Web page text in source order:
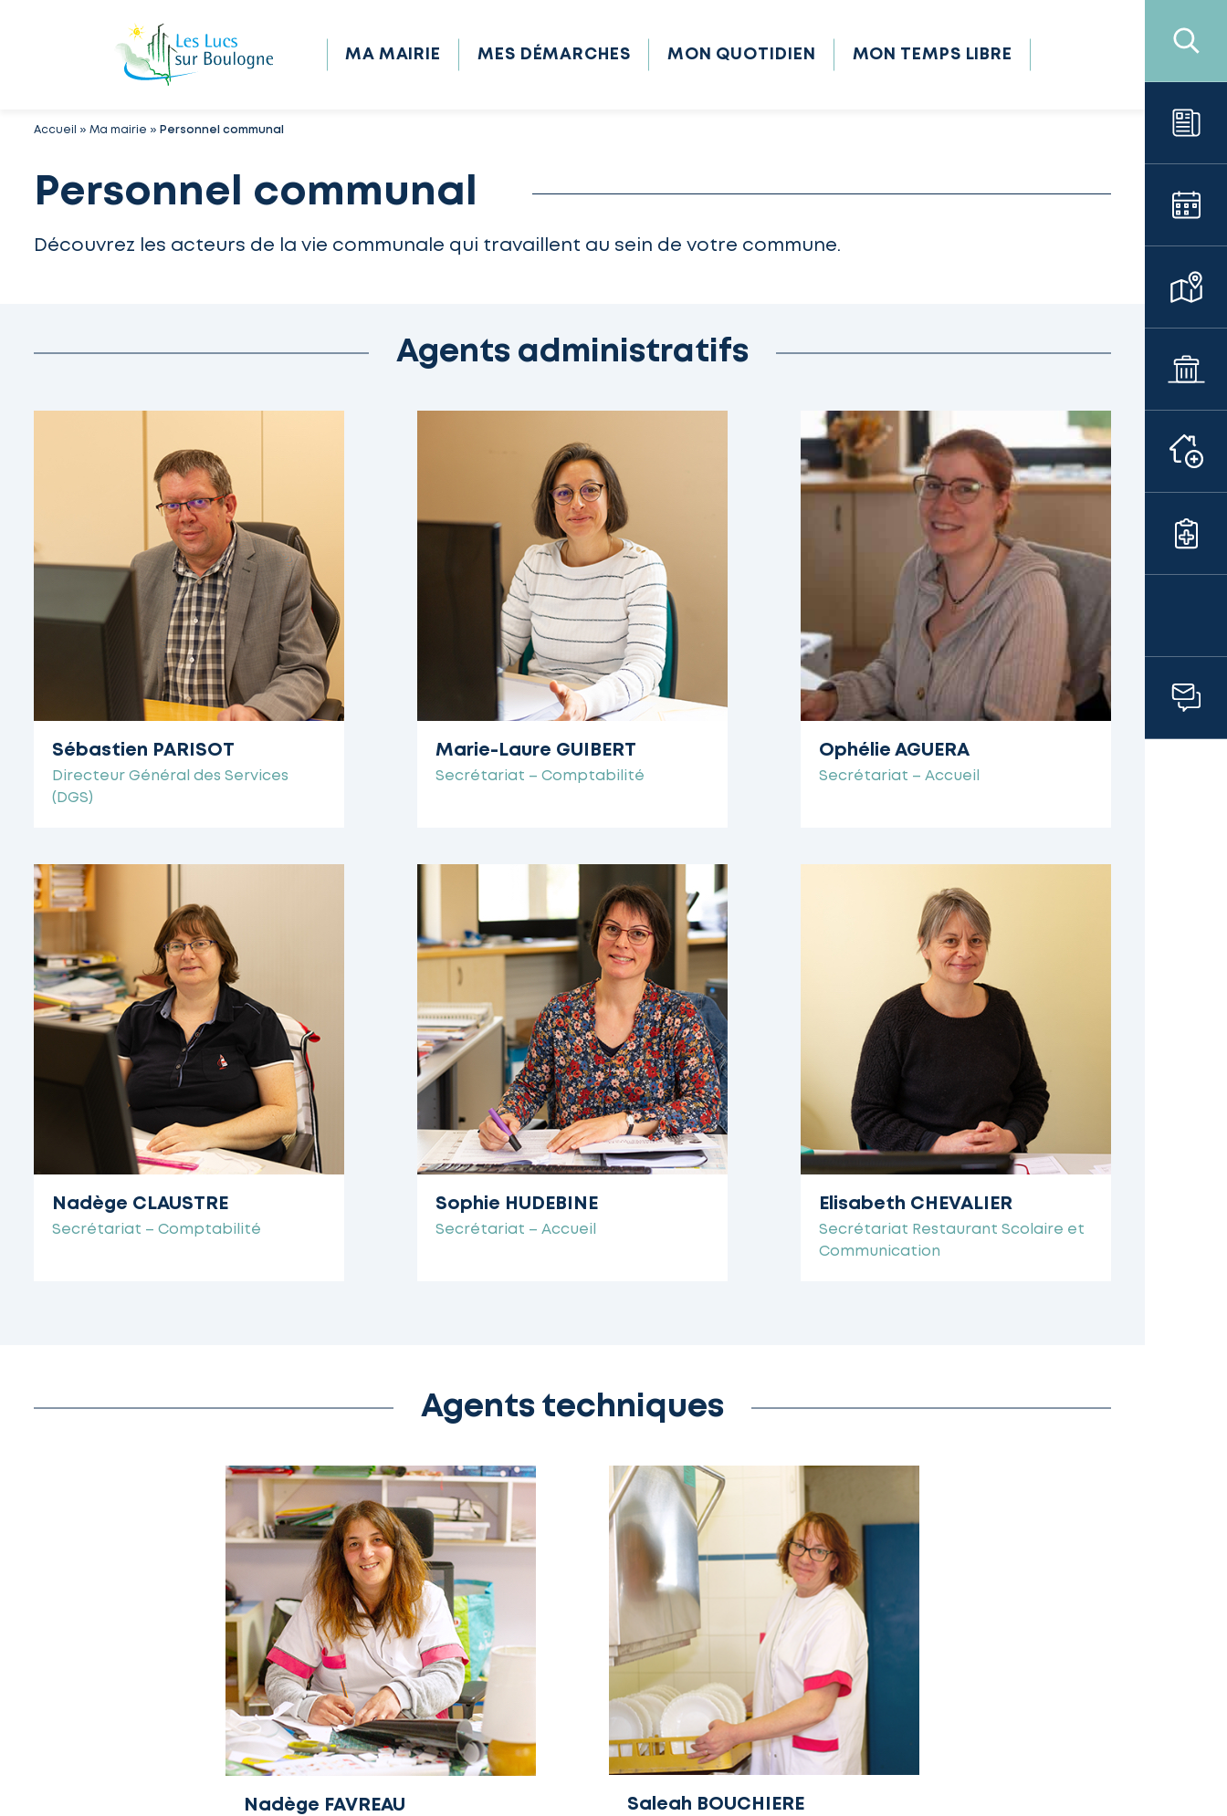
MA MAIRIE MES DÉMARCHES MON QUOTIDIEN MON TEMPS LIBRE
Accueil » Ma mairie » Personnel communal
Personnel communal
Découvrez les acteurs de la vie communale qui travaillent au sein de votre commune.
Agents administratifs
Sébastien PARISOT
Directeur Général des Services
(DGS)
Marie-Laure GUIBERT
Secrétariat – Comptabilité
Ophélie AGUERA
Secrétariat – Accueil
Nadège CLAUSTRE
Secrétariat – Comptabilité
Sophie HUDEBINE
Secrétariat – Accueil
Elisabeth CHEVALIER
Secrétariat Restaurant Scolaire et
Communication
Agents techniques
Nadège FAVREAU Saleah BOUCHIERE